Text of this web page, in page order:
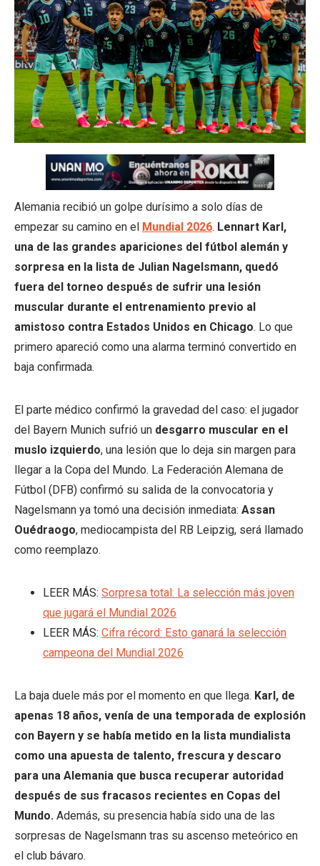
Alemania recibió un golpe durísimo a solo días de
empezar su camino en el Mundial 2026. Lennart Karl,
una de las grandes apariciones del fútbol alemán y
sorpresa en la lista de Julian Nagelsmann, quedó
fuera del torneo después de sufrir una lesión
muscular durante el entrenamiento previo al
amistoso contra Estados Unidos en Chicago. Lo que
primero apareció como una alarma terminó convertido en
baja confirmada.
El parte médico confirmó la gravedad del caso: el jugador
del Bayern Munich sufrió un desgarro muscular en el
muslo izquierdo, una lesión que lo deja sin margen para
llegar a la Copa del Mundo. La Federación Alemana de
Fútbol (DFB) confirmó su salida de la convocatoria y
Nagelsmann ya tomó una decisión inmediata: Assan
Ouédraogo, mediocampista del RB Leipzig, será llamado
como reemplazo.
LEER MÁS: Sorpresa total: La selección más joven
que jugará el Mundial 2026
LEER MÁS: Cifra récord: Esto ganará la selección
campeona del Mundial 2026
La baja duele más por el momento en que llega. Karl, de
apenas 18 años, venía de una temporada de explosión
con Bayern y se había metido en la lista mundialista
como una apuesta de talento, frescura y descaro
para una Alemania que busca recuperar autoridad
después de sus fracasos recientes en Copas del
Mundo. Además, su presencia había sido una de las
sorpresas de Nagelsmann tras su ascenso meteórico en
el club bávaro.